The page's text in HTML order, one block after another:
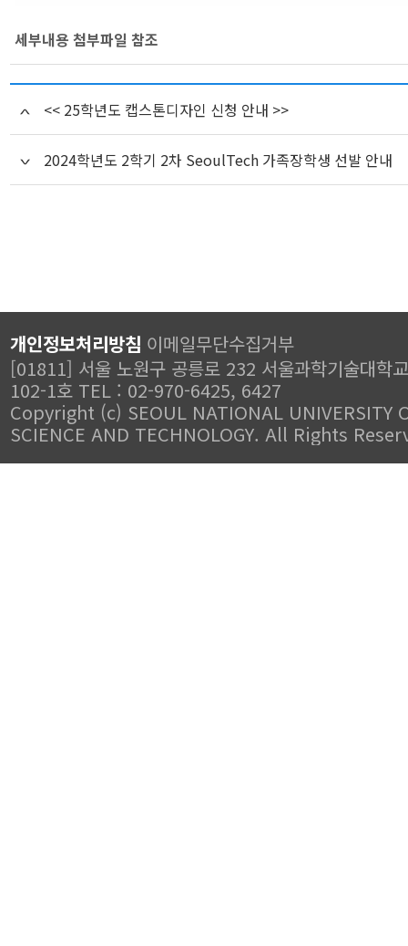
세부내용 첨부파일 참조
<< 25학년도 캡스톤디자인 신청 안내 >>
2024학년도 2학기 2차 SeoulTech 가족장학생 선발 안내
개인정보처리방침 이메일무단수집거부
[01811] 서울 노원구 공릉로 232 서울과학기술대학
102-1호 TEL : 02-970-6425, 6427
Copyright (c) SEOUL NATIONAL UNIVERSITY
SCIENCE AND TECHNOLOGY. All Rights